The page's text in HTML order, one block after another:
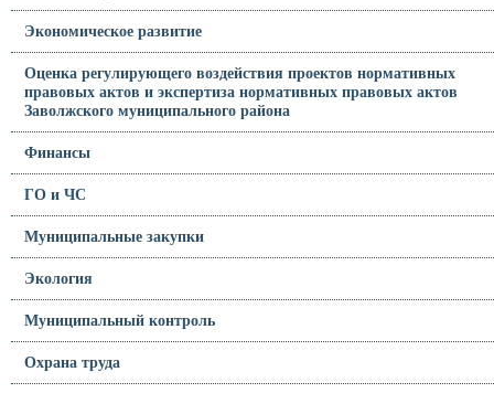
Экономическое развитие
Оценка регулирующего воздействия проектов нормативных
правовых актов и экспертиза нормативных правовых актов
Заволжского муниципального района
Финансы
ГО и ЧС
Муниципальные закупки
Экология
Муниципальный контроль
Охрана труда